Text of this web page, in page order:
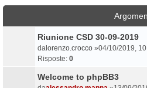
Riunione CSD 30-09-2019
da lorenzo.crocco »04/10/2019,
Risposte: 0
Welcome to phpBB3